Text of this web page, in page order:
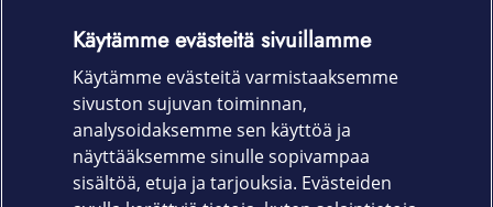
musiikkia ja nähdä tärkeitä tietoja avaamatta koteloa.
Kätevä suojakotelo säilyttää puhelimen kauniin
muotoilun ja antaa pitävän otteen.
Tuotekoodi:
EF-ZN970CBEGWW
Käytämme evästeitä sivuillamme
Käytämme evästeitä varmistaaksemme
sivuston sujuvan toiminnan,
analysoidaksemme sen käyttöä ja
näyttääksemme sinulle sopivampaa
sisältöä, etuja ja tarjouksia. Evästeiden